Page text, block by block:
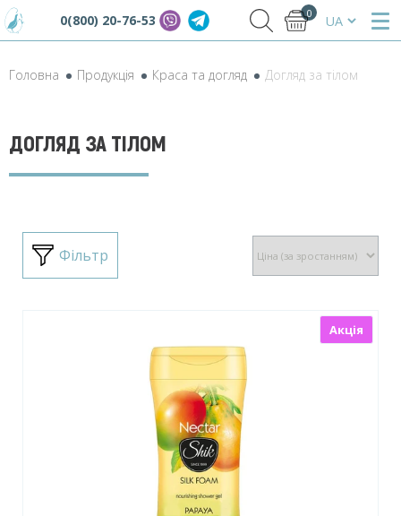
0(800) 20-76-53 0
Головна Продукція Краса та догляд Догляд за тілом
ДОГЛЯД ЗА ТІЛОМ
Фільтр
Акція